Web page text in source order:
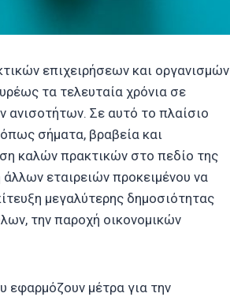
επιχειρήσεων και οργανισμών
τα τελευταία χρόνια σε
Σε αυτό το πλαίσιο
σήματα, βραβεία και
καλών πρακτικών στο πεδίο της
εταιρειών προκειμένου να
μεγαλύτερης δημοσιότητας
την παροχή οικονομικών
εφαρμόζουν μέτρα για την